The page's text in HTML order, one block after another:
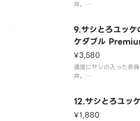
丼。
9.サシとろユッ
ケダブル
hoe Rice Bowl
on Salad （
¥3,580
適度にサシの入った赤
丼。
12.サシとろユッ
¥1,880